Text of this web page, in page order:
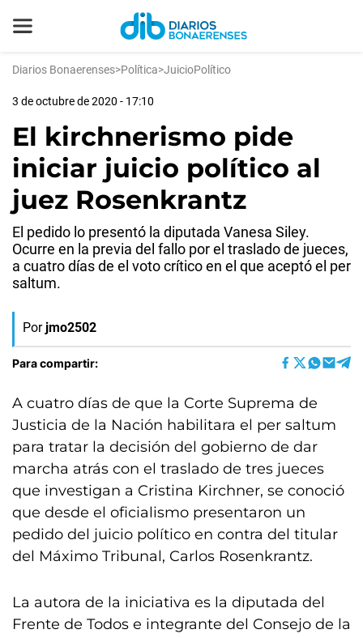
Diarios Bonaerenses>Política>JuicioPolítico
3 de octubre de 2020 - 17:10
El kirchnerismo pide
iniciar juicio político al
juez Rosenkrantz
El pedido lo presentó la diputada Vanesa Siley.
Ocurre en la previa del fallo por el traslado de jueces,
a cuatro días de el voto crítico en el que aceptó el per
saltum.
Por jmo2502
Para compartir:
A cuatro días de que la Corte Suprema de
Justicia de la Nación habilitara el per saltum
para tratar la decisión del gobierno de dar
marcha atrás con el traslado de tres jueces
que investigan a Cristina Kirchner, se conoció
que desde el oficialismo presentaron un
pedido del juicio político en contra del titular
del Máximo Tribunal, Carlos Rosenkrantz.
La autora de la iniciativa es la diputada del
Frente de Todos e integrante del Consejo de la